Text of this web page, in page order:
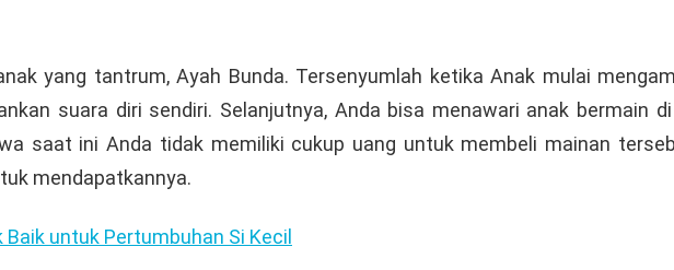
yang tantrum, Ayah Bunda. Tersenyumlah ketika Anak mulai
suara diri sendiri. Selanjutnya, Anda bisa menawari anak bermain
saat ini Anda tidak memiliki cukup uang untuk membeli mainan
mendapatkannya.
untuk Pertumbuhan Si Kecil